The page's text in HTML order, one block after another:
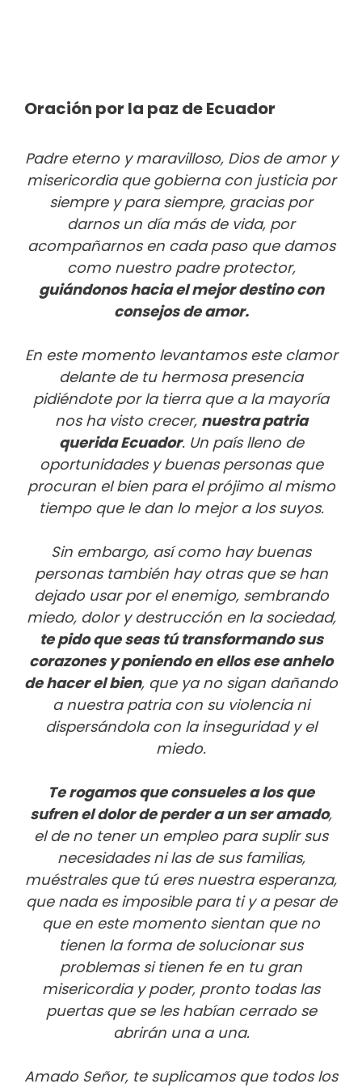
Oración por la paz de Ecuador
Padre eterno y maravilloso, Dios de amor y
misericordia que gobierna con justicia por
siempre y para siempre, gracias por
darnos un día más de vida, por
acompañarnos en cada paso que damos
como nuestro padre protector,
guiándonos hacia el mejor destino con
consejos de amor.
En este momento levantamos este clamor
delante de tu hermosa presencia
pidiéndote por la tierra que a la mayoría
nos ha visto crecer, nuestra patria
querida Ecuador. Un país lleno de
oportunidades y buenas personas que
procuran el bien para el prójimo al mismo
tiempo que le dan lo mejor a los suyos.
Sin embargo, así como hay buenas
personas también hay otras que se han
dejado usar por el enemigo, sembrando
miedo, dolor y destrucción en la sociedad,
te pido que seas tú transformando sus
corazones y poniendo en ellos ese anhelo
de hacer el bien, que ya no sigan dañando
a nuestra patria con su violencia ni
dispersándola con la inseguridad y el
miedo.
Te rogamos que consueles a los que
sufren el dolor de perder a un ser amado,
el de no tener un empleo para suplir sus
necesidades ni las de sus familias,
muéstrales que tú eres nuestra esperanza,
que nada es imposible para ti y a pesar de
que en este momento sientan que no
tienen la forma de solucionar sus
problemas si tienen fe en tu gran
misericordia y poder, pronto todas las
puertas que se les habían cerrado se
abrirán una a una.
Amado Señor, te suplicamos que todos los